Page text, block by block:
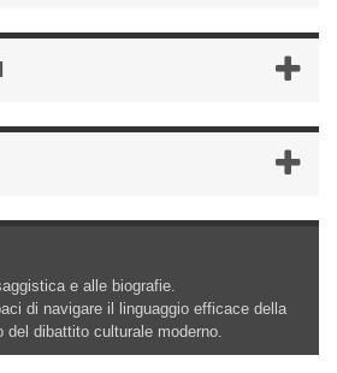
e alle biografie.
di navigare il linguaggio efficace della
del dibattito culturale moderno.